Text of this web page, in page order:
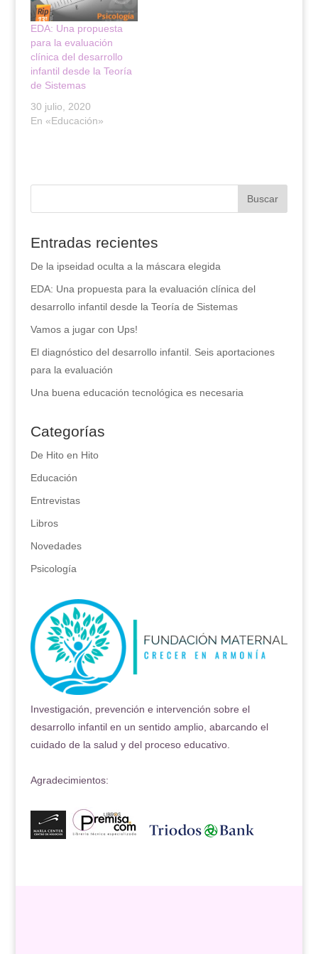
n
t
a
n
a
n
u
e
v
a
e
n
t
a
n
a
n
u
EDA: Una propuesta
para la evaluación
clínica del desarrollo
infantil desde la Teoría
de Sistemas
30 julio, 2020
En «Educación»
Entradas recientes
De la ipseidad oculta a la máscara elegida
EDA: Una propuesta para la evaluación clínica del
desarrollo infantil desde la Teoría de Sistemas
Vamos a jugar con Ups!
El diagnóstico del desarrollo infantil. Seis aportaciones
para la evaluación
Una buena educación tecnológica es necesaria
Categorías
De Hito en Hito
Educación
Entrevistas
Libros
Novedades
Psicología
Investigación, prevención e intervención sobre el
desarrollo infantil en un sentido amplio, abarcando el
cuidado de la salud y del proceso educativo.
Agradecimientos: